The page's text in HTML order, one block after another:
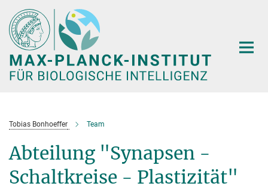
Hauptinhalt
Tobias Bonhoeffer Team
Abteilung "Synapsen -
Schaltkreise - Plastizität"